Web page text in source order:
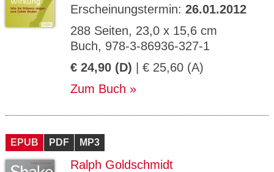
Erscheinungstermin: 26.01.2012
288 Seiten, 23,0 x 15,6 cm
Buch, 978-3-86936-327-1
€ 24,90 (D) | € 25,60 (A)
Zum Buch
EPUB PDF MP3
Ralph Goldschmidt